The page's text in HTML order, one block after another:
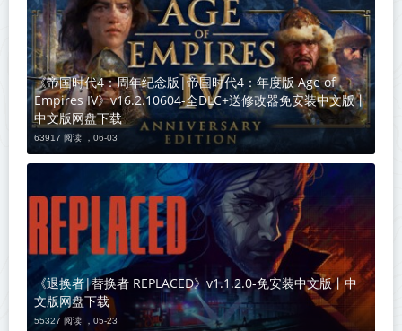
《帝国时代4：周年纪念版|帝国时代4：年度版 Age of
Empires IV》v16.2.10604-全DLC+送修改器免安装中文版丨
中文版网盘下载
63917 阅读 ， 06-03
《退换者|替换者 REPLACED》v1.1.2.0-免安装中文版丨中
文版网盘下载
55327 阅读 ， 05-23